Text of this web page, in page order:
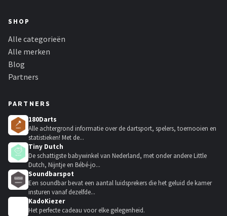
SHOP
Alle categorieën
Alle merken
Blog
Partners
PARTNERS
180Darts
Alle achtergrond informatie over de dartsport, spelers, toernooien en
statistieken! Met de...
Tiny Dutch
De schattigste babywinkel van Nederland, met onder andere Little
Dutch, Nijntje en Bébé-jo...
Soundbarspot
Een soundbar bevat een aantal luidsprekers die het geluid de kamer
insturen vanaf dezelfde...
KadoKiezer
Het perfecte cadeau voor elke gelegenheid.